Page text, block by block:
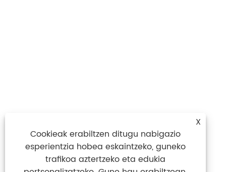
X
Cookieak erabiltzen ditugu nabigazio
esperientzia hobea eskaintzeko, guneko
trafikoa aztertzeko eta edukia